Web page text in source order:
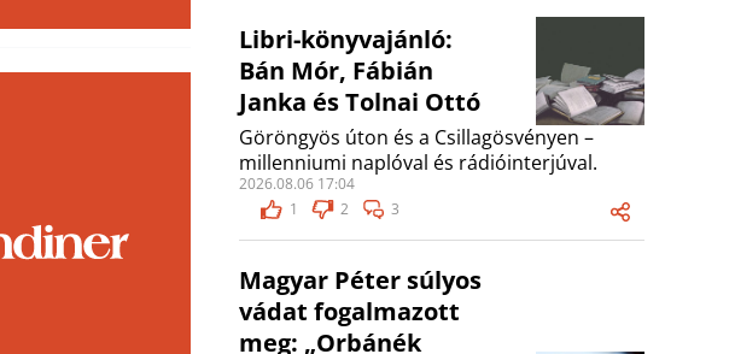
Libri-könyvajánló:
Bán Mór, Fábián
Janka és Tolnai Ottó
Göröngyös úton és a Csillagösvényen –
millenniumi naplóval és rádióinterjúval.
2026.08.06 17:04
1
2 3
Magyar Péter súlyos
vádat fogalmazott
meg: „Orbánék